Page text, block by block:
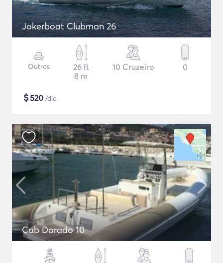
Jokerboat Clubman 26
Outros
26 ft
8 m
10 Cruzeiro 0
$520 /dia
Cab Dorado 10